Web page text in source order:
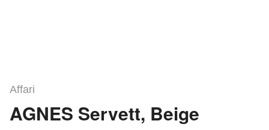
Affari
AGNES Servett, Beige